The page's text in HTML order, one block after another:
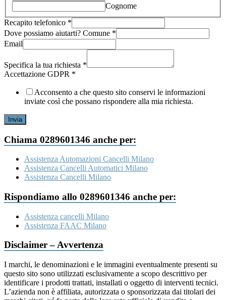
Cognome
Dove
tua
possiamo
Recapito telefonico *
Dove possiamo aiutarti? Comune *
Email
Specifica la tua richiesta *
Accettazione GDPR *
Acconsento a che questo sito conservi le informazioni
inviate così che possano rispondere alla mia richiesta.
Invia
Chiama 0289601346 anche per:
Assistenza Automazioni Cancelli Milano
Assistenza Cancelli Automatici Milano
Assistenza Cancelli Milano
Rispondiamo allo 0289601346 anche per:
Assistenza cancelli Milano
Assistenza FAAC Milano
Disclaimer – Avvertenza
I marchi, le denominazioni e le immagini eventualmente presenti su
questo sito sono utilizzati esclusivamente a scopo descrittivo per
identificare i prodotti trattati, installati o oggetto di interventi tecnici.
L’azienda non è affiliata, autorizzata o sponsorizzata dai titolari dei